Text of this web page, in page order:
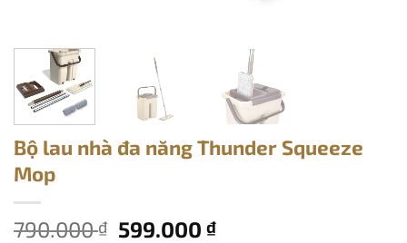
Bộ lau nhà đa năng Thunder Squeeze
Mop
790.000₫ Giá
599.000₫Giá